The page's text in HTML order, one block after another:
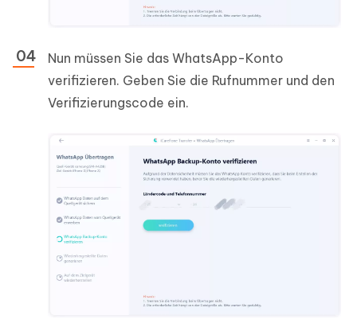
Nun müssen Sie das WhatsApp-Konto
verifizieren. Geben Sie die Rufnummer und den
Verifizierungscode ein.